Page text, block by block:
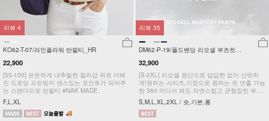
KO62-T-07/라인플라워 반팔티_HR
22,900
[55-100] 은은하게 내추럴한 컬러감 위로 더해
진 드로잉 프린팅이 센스있는 포인트가 되어주
는 스탠다드핏 반팔티 #NAK MADE.
F,L,XL
리뷰 4
DM62-P-19/폴드밴딩 리오셀 부츠컷팬
32,900
[S-2XL] 리오셀 원단으로 답답한 없이 산뜻하
게!원하는 사이즈,기장으로 원하는 핏 연출 가능
한 360 어디서 봐도 자연스럽고 균형잡힌 부츠
컷 팬츠
S,M,L,XL,2XL / 숏,기본,롱
리뷰 35